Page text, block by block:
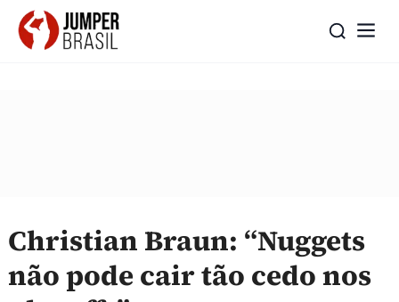
Christian Braun: “Nuggets
não pode cair tão cedo nos